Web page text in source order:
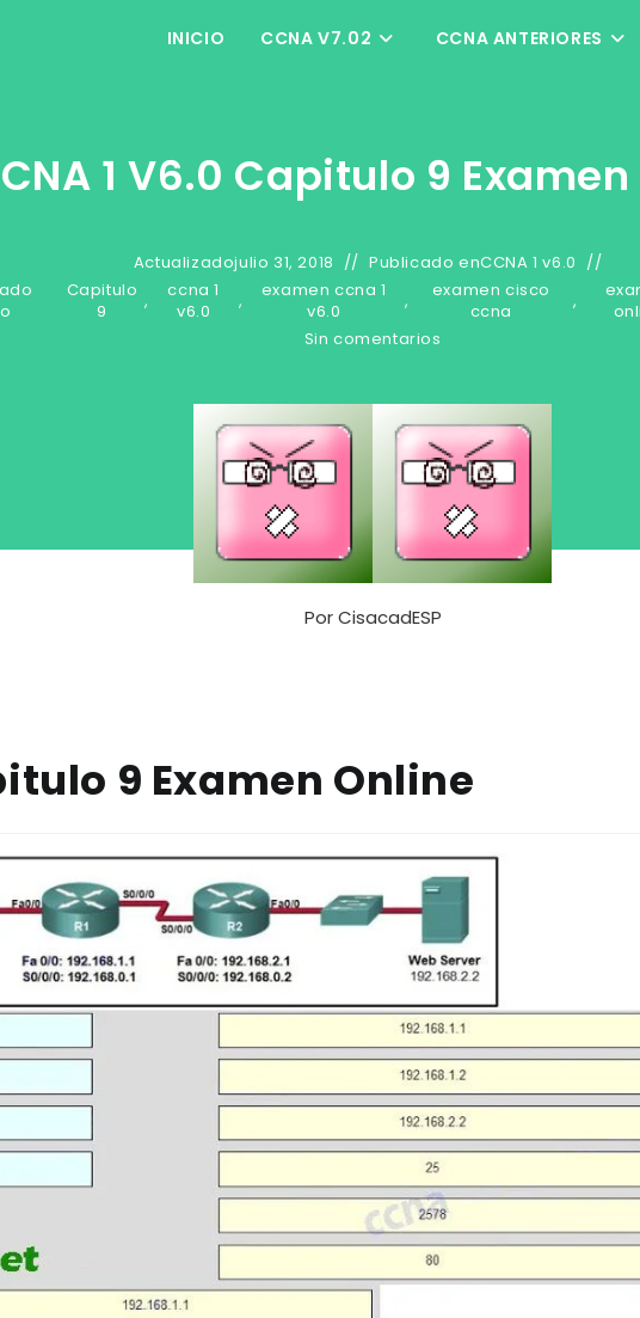
INICIO CCNA V7.02 CCNA ANTERIORES
1 V6.0 Capitulo 9
Actualizadojulio 31, 2018 Publicado enCCNA 1 v6.0
Capitulo
9
,
ccna 1
v6.0
,
examen ccna 1
v6.0
,
examen cisco
ccna
,
Sin comentarios
PorCisacadESP
9 Examen Online